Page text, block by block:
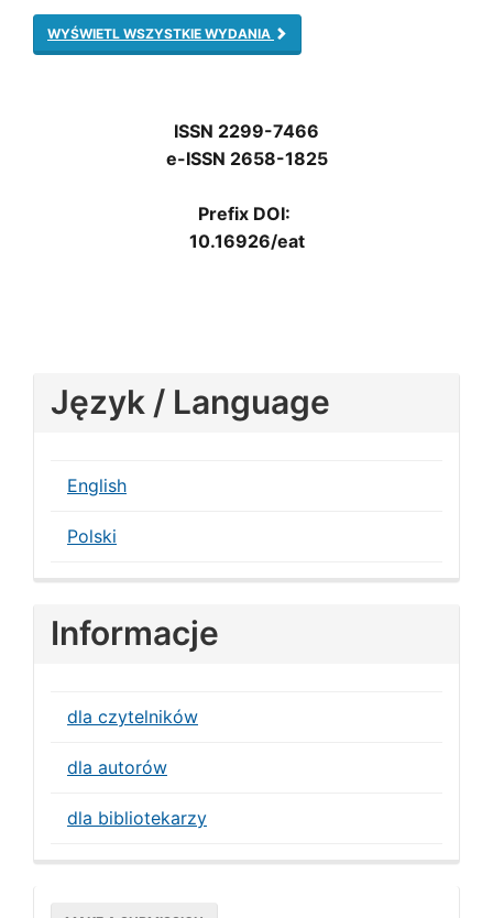
WYŚWIETL WSZYSTKIE WYDANIA
ISSN 2299-7466
e-ISSN 2658-1825
Prefix DOI:
10.16926/eat
Język / Language
English
Polski
Informacje
dla czytelników
dla autorów
dla bibliotekarzy
Make